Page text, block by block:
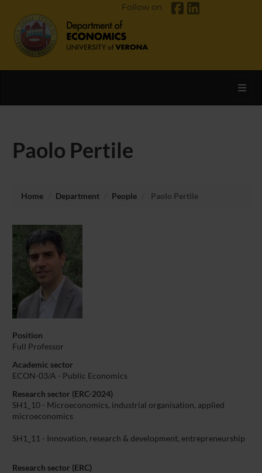
Follow on
Paolo Pertile
Home Department People Paolo Pertile
Position
Full Professor
Academic sector
ECON-03/A - Public Economics
Research sector (ERC-2024)
SH1_10 - Microeconomics, industrial organisation, applied
microeconomics
SH1_11 - Innovation, research & development, entrepreneurship
Research sector (ERC)